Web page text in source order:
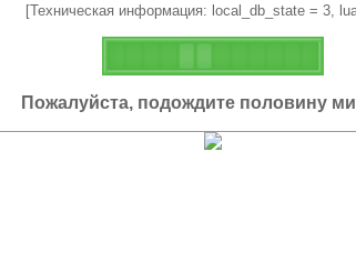
[Техническая информация: local_db_state = 3,
Пожалуйста, подождите половину